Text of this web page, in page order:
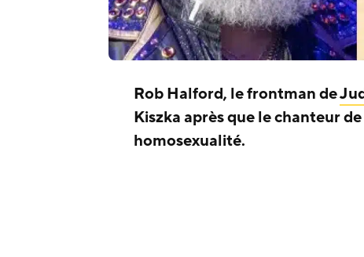
Rob Halford, le frontman de
Kiszka après que le chanteur de
homosexualité.